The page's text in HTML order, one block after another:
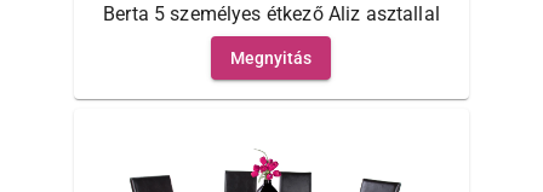
Berta 5 személyes étkező Aliz asztallal
Megnyitás